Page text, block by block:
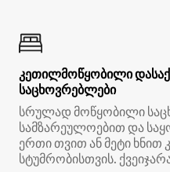
კეთილმოწყობილი
საცხოვრებლები
სრულად მოწყობილი
სამზარეულოებით და
ერთი თვით ან მეტი
სტუმრობისთვის.